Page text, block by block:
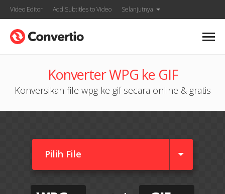
Video Editor Add Subtitles to Video Selanjutnya
Konverter WPG ke GIF
Konversikan file wpg ke gif secara online & gratis
Pilih File